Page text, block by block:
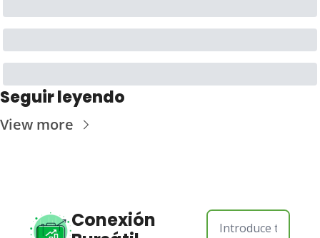
Seguir leyendo
View more
Conexión